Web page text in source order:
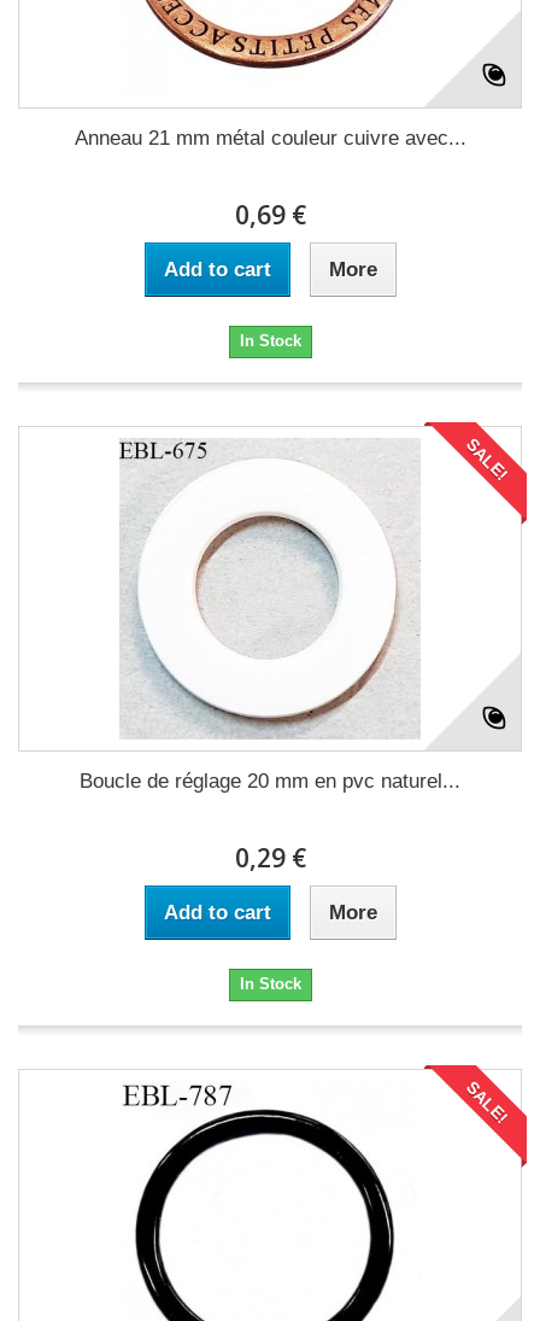
Anneau 21 mm métal couleur cuivre avec...
0,69 €
Add to cart More
In Stock
SALE!
Boucle de réglage 20 mm en pvc naturel...
0,29 €
Add to cart More
In Stock
SALE!